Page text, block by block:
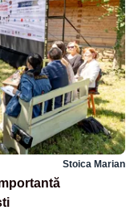
Stoica Marian